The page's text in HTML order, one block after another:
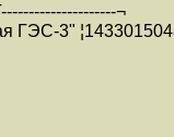
¬
ГЭС-3"